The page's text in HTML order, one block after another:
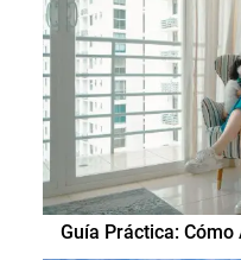
Guía Práctica: